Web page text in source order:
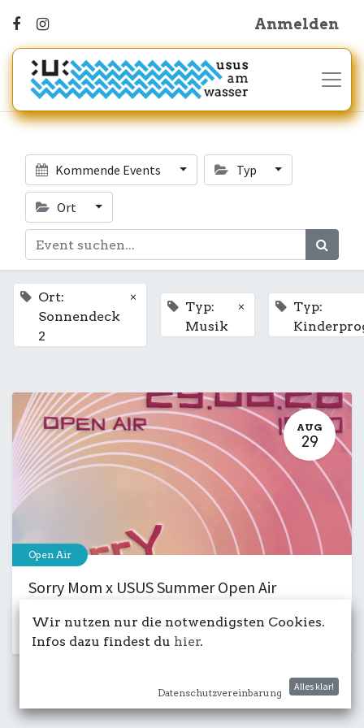
Anmelden
Kommende Events Typ
Ort
Ort:
Sonnendeck
2
×
Typ:
Musik
×
Typ:
AUG
29
Open Air
Sorry Mom x USUS Summer Open Air
Kulturdeck Club Musik Party
Wir nutzen nur die notwendigsten Cookies.
Infos dazu findest du hier.
Datenschutzvereinbarung
Alles klar!